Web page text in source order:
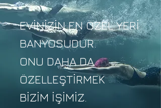
EVİNİZİN EN ÖZEL YERİ
BANYOSUDUR.
ONU DAHA DA
ÖZELLEŞTİRMEK
BİZİM İŞİMİZ.